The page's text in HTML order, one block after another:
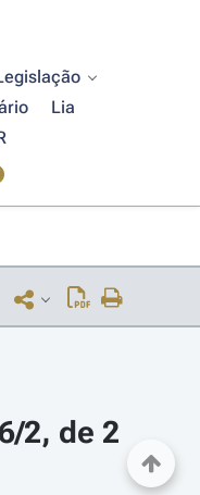
Lia
2, de 2